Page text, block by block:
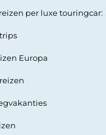
per luxe touringcar:
Europa